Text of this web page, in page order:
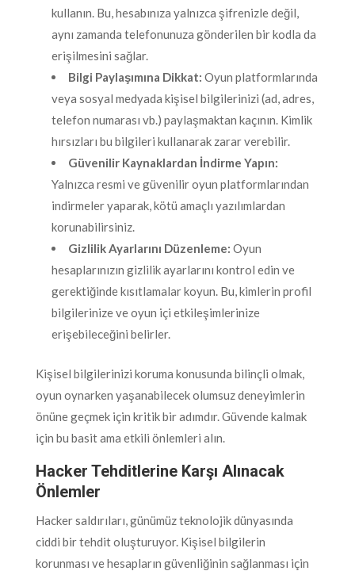
kullanın. Bu, hesabınıza yalnızca şifrenizle değil,
aynı zamanda telefonunuza gönderilen bir kodla da
erişilmesini sağlar.
Bilgi Paylaşımına Dikkat: Oyun platformlarında
veya sosyal medyada kişisel bilgilerinizi (ad, adres,
telefon numarası vb.) paylaşmaktan kaçının. Kimlik
hırsızları bu bilgileri kullanarak zarar verebilir.
Güvenilir Kaynaklardan İndirme Yapın:
Yalnızca resmi ve güvenilir oyun platformlarından
indirmeler yaparak, kötü amaçlı yazılımlardan
korunabilirsiniz.
Gizlilik Ayarlarını Düzenleme: Oyun
hesaplarınızın gizlilik ayarlarını kontrol edin ve
gerektiğinde kısıtlamalar koyun. Bu, kimlerin profil
bilgilerinize ve oyun içi etkileşimlerinize
erişebileceğini belirler.
Kişisel bilgilerinizi koruma konusunda bilinçli olmak,
oyun oynarken yaşanabilecek olumsuz deneyimlerin
önüne geçmek için kritik bir adımdır. Güvende kalmak
için bu basit ama etkili önlemleri alın.
Hacker Tehditlerine Karşı Alınacak
Önlemler
Hacker saldırıları, günümüz teknolojik dünyasında
ciddi bir tehdit oluşturuyor. Kişisel bilgilerin
korunması ve hesapların güvenliğinin sağlanması için